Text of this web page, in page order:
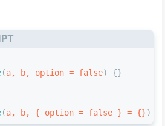
(a, b, option = false) {}
(a, b, { option = false } = {}) {}